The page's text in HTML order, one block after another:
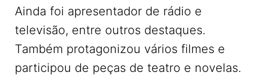
Ainda foi apresentador de rádio e
televisão, entre outros destaques.
Também protagonizou vários filmes e
participou de peças de teatro e novelas.